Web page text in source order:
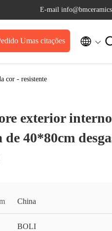
E-mail
Umas citações 
cor - resistente
exterior
40*80cm
China
BOLI